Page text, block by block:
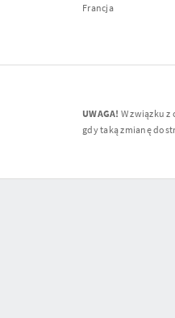
Francja
UWAGA! W związku
gdy taką zmianę